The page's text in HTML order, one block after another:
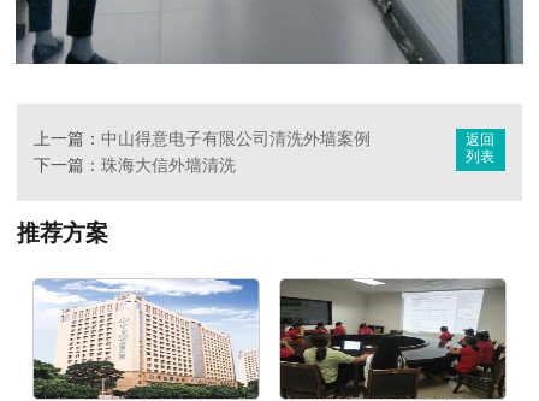
返回
列表
上一篇： 中山得意电子有限公司清洗外墙案例
下一篇： 珠海大信外墙清洗
推荐方案